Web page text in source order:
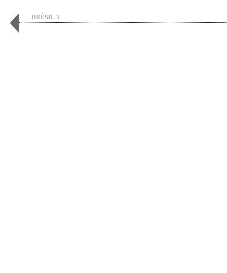
BRÉSIL 3